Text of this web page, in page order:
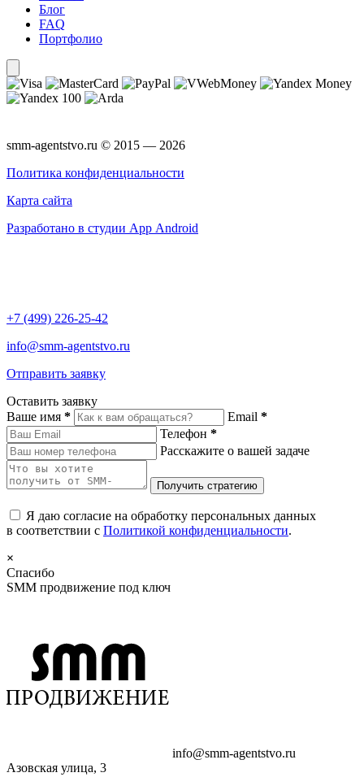
Блог
FAQ
Портфолио
smm-agentstvo.ru © 2015 — 2026
Политика конфиденциальности
Карта сайта
Разработано в студии App Android
+7 (499) 226-25-42
info@smm-agentstvo.ru
Отправить заявку
Оставить заявку
Ваше имя * Email *
Телефон *
Расскажите о вашей задаче
Я даю согласие на обработку персональных данных
в соответствии с Политикой конфиденциальности.
×
Спасибо
SMM продвижение под ключ
info@smm-agentstvo.ru
Азовская улица, 3